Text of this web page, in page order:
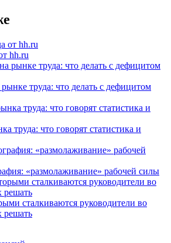
hh.ru
труда: что делать с дефицитом
труда: что говорят статистика и
«размолаживание» рабочей силы
сталкиваются руководители во
решать